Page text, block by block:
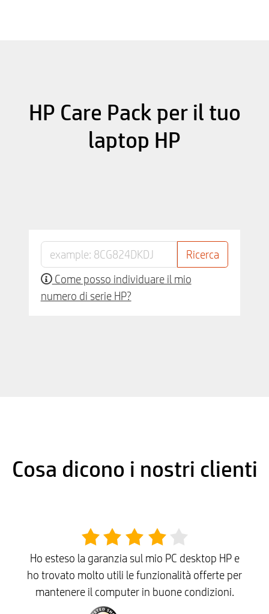
HP Care Pack per il tuo
laptop HP
Come posso individuare il mio
numero di serie HP?
Cosa dicono i nostri clienti
Ho esteso la garanzia sul mio PC desktop HP e
ho trovato molto utili le funzionalità offerte per
mantenere il computer in buone condizioni.